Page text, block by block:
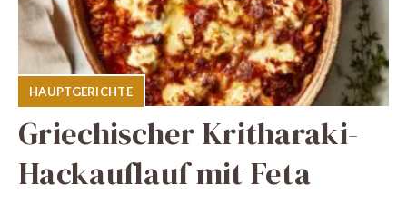
HAUPTGERICHTE
Griechischer Kritharaki-
Hackauflauf mit Feta